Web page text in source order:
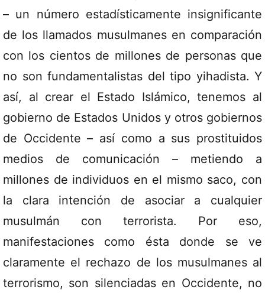
– un número estadísticamente insignificante
de los llamados musulmanes en comparación
con los cientos de millones de personas que
no son fundamentalistas del tipo yihadista. Y
así, al crear el Estado Islámico, tenemos al
gobierno de Estados Unidos y otros gobiernos
de Occidente – así como a sus prostituidos
medios de comunicación – metiendo a
millones de individuos en el mismo saco, con
la clara intención de asociar a cualquier
musulmán con terrorista. Por eso,
manifestaciones como ésta donde se ve
claramente el rechazo de los musulmanes al
terrorismo, son silenciadas en Occidente, no